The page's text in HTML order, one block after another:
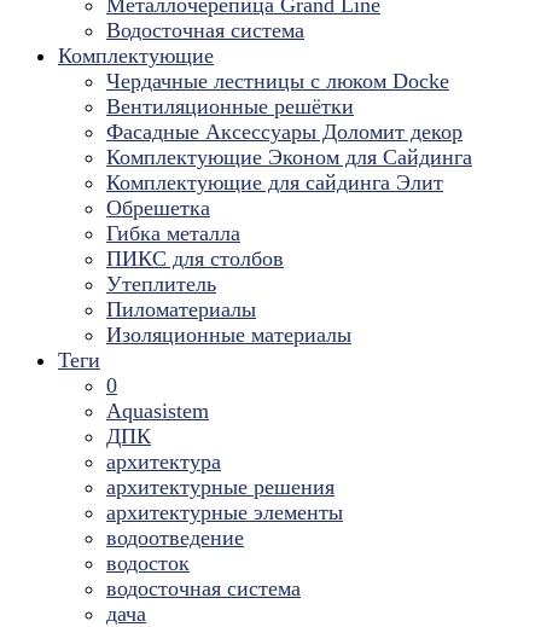
Металлочерепица Grand Line
Водосточная система
Комплектующие
Чердачные лестницы с люком Docke
Вентиляционные решётки
Фасадные Аксессуары Доломит декор
Комплектующие Эконом для Сайдинга
Комплектующие для cайдинга Элит
Обрешетка
Гибка металла
ПИКС для столбов
Утеплитель
Пиломатериалы
Изоляционные материалы
Теги
0
Aquasistem
ДПК
архитектура
архитектурные решения
архитектурные элементы
водоотведение
водосток
водосточная система
дача